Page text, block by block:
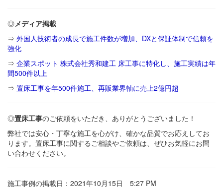
◎メディア掲載
⇒ 外国人技術者の成長で施工件数が増加、DXと保証体制で信頼を
強化
⇒ 企業スポット 株式会社秀和建工 床工事に特化し、施工実績は年
間500件以上
⇒ 置床工事を年500件施工、再販業界軸に売上2億円超
◎置床工事のご依頼をいただき、ありがとうございました！
弊社では安心・丁寧な施工を心がけ、確かな品質でお応えしてお
ります。置床工事に関するご相談やご依頼は、ぜひお気軽にお問
い合わせください。
施工事例の掲載日：2021年10月15日 5:27 PM